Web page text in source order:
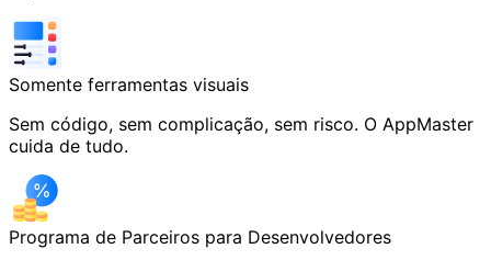
Somente ferramentas visuais
Sem código, sem complicação, sem risco. O AppMaster
cuida de tudo.
Programa de Parceiros para Desenvolvedores